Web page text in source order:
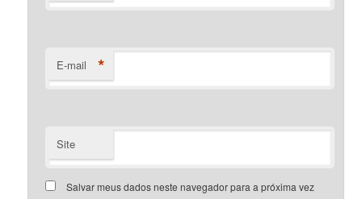
E-mail *
Site
Salvar meus dados neste navegador para a próxima vez